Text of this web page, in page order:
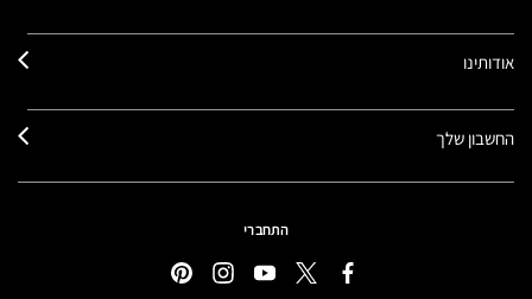
אודותינו
החשבון שלך
התחברי